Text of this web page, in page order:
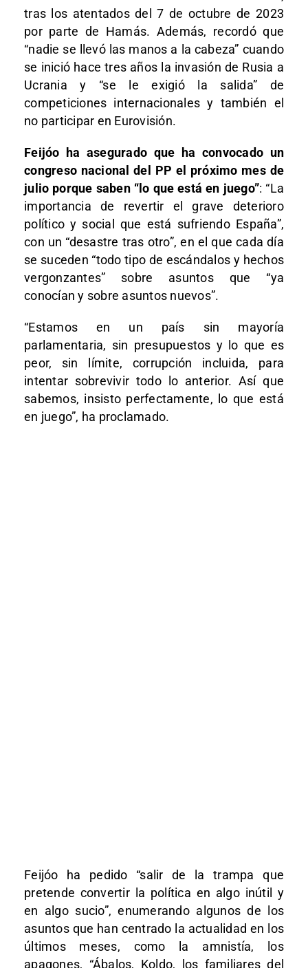
tras los atentados del 7 de octubre de 2023
por parte de Hamás. Además, recordó que
“nadie se llevó las manos a la cabeza” cuando
se inició hace tres años la invasión de Rusia a
Ucrania y “se le exigió la salida” de
competiciones internacionales y también el
no participar en Eurovisión.
Feijóo ha asegurado que ha convocado un
congreso nacional del PP el próximo mes de
julio porque saben “lo que está en juego”: “La
importancia de revertir el grave deterioro
político y social que está sufriendo España”,
con un “desastre tras otro”, en el que cada día
se suceden “todo tipo de escándalos y hechos
vergonzantes” sobre asuntos que “ya
conocían y sobre asuntos nuevos”.
“Estamos en un país sin mayoría
parlamentaria, sin presupuestos y lo que es
peor, sin límite, corrupción incluida, para
intentar sobrevivir todo lo anterior. Así que
sabemos, insisto perfectamente, lo que está
en juego”, ha proclamado.
Feijóo ha pedido “salir de la trampa que
pretende convertir la política en algo inútil y
en algo sucio”, enumerando algunos de los
asuntos que han centrado la actualidad en los
últimos meses, como la amnistía, los
apagones, “Ábalos, Koldo, los familiares del